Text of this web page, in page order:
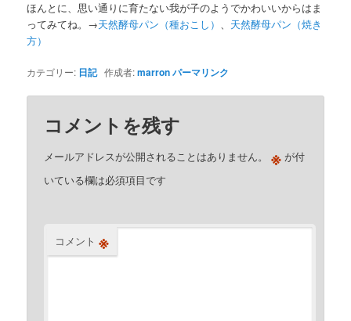
ほんとに、思い通りに育たない我が子のようでかわいいからはま
ってみてね。→天然酵母パン（種おこし） 、 天然酵母パン（焼き
方）
カテゴリー: 日記作成者:marronパーマリンク
コメントを残す
メールアドレスが公開されることはありません。 ※ が付
いている欄は必須項目です
コメント ※